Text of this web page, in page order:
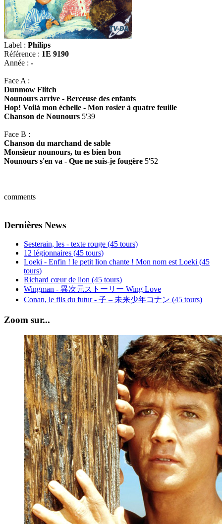
Label : Philips
Référence : 1E 9190
Année : -
Face A :
Dunmow Flitch
Nounours arrive - Berceuse des enfants
Hop! Voilà mon échelle - Mon rosier à quatre feuille
Chanson de Nounours 5'39
Face B :
Chanson du marchand de sable
Monsieur nounours, tu es bien bon
Nounours s'en va - Que ne suis-je fougère 5'52
comments
Dernières News
Sesterain, les - texte rouge (45 tours)
12 légionnaires (45 tours)
Loeki - Enfin ! le petit lion chante ! Mon nom est Loeki (45
tours)
Richard cœur de lion (45 tours)
Wingman - 異次元ストーリー Wing Love
Conan, le fils du futur - 子 – 未来少年コナン (45 tours)
Zoom sur...